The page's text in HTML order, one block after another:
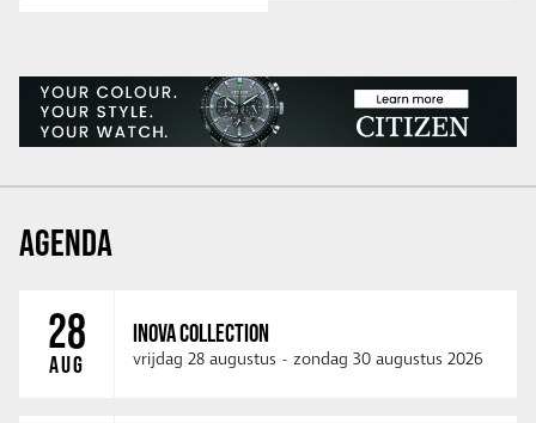
AGENDA
28
AUG
INOVA COLLECTION
vrijdag 28 augustus - zondag 30 augustus 2026